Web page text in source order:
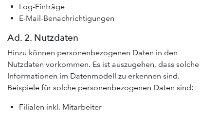
Log-Einträge
E-Mail-Benachrichtigungen
Ad. 2. Nutzdaten
Hinzu können personenbezogenen Daten in den
Nutzdaten vorkommen. Es ist auszugehen, dass solche
Informationen im Datenmodell zu erkennen sind.
Beispiele für solche personenbezogenen Daten sind:
Filialen inkl. Mitarbeiter